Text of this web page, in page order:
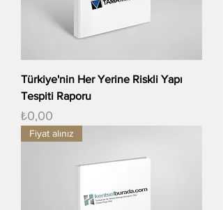
Türkiye'nin Her Yerine Riskli Yapı
Tespiti Raporu
Fiyat
₺0,00
Fiyat alınız